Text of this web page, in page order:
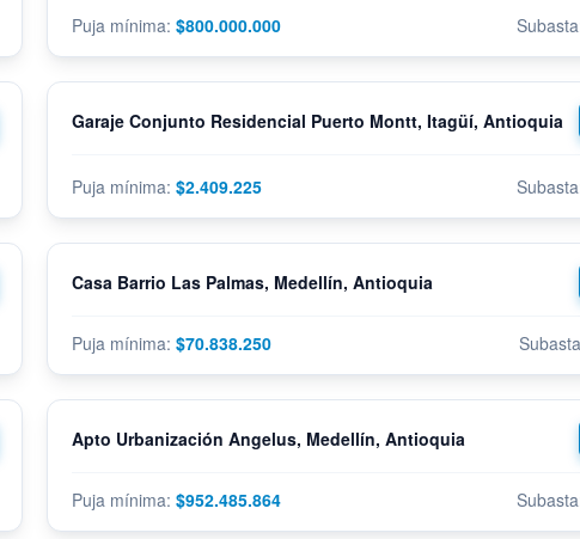
$800.000.000
$2.409.225
Garaje Conjunto Residencial Puerto Montt, Itagüí, Antioquia
$70.838.250
Casa Barrio Las Palmas, Medellín, Antioquia
$952.485.864
Apto Urbanización Angelus, Medellín, Antioquia